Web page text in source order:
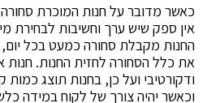
כאשר מדובר על חנות המוכרת סחורה
אין ספק שיש ערך וחשיבות לבחירת
החנות מקבלת סחורה כמעט בכל
את כלל הסחורה לחזית החנות. חנות
ודקורטיבי ועל כן, בחנות תוצג
וכאשר יהיה צורך של לקוח במידה